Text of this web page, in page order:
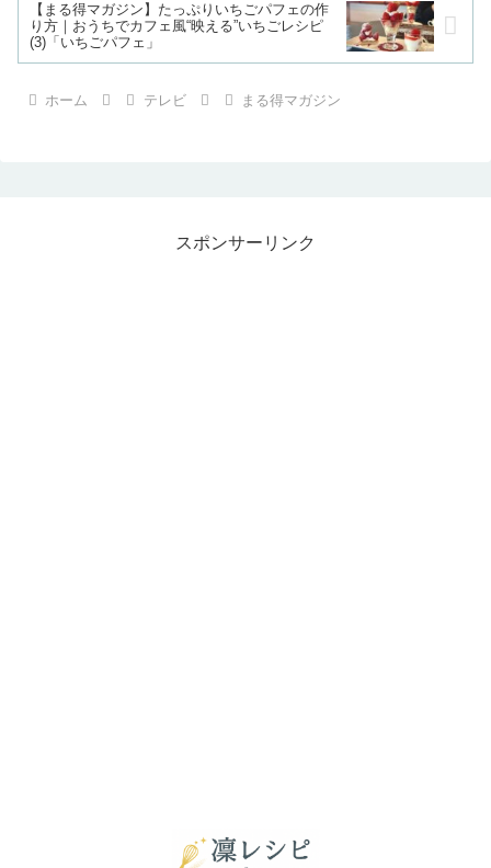
【まる得マガジン】たっぷりいちごパフェの作
り方｜おうちでカフェ風“映える”いちごレシピ
(3)「いちごパフェ」
ホーム テレビ まる得マガジン
スポンサーリンク